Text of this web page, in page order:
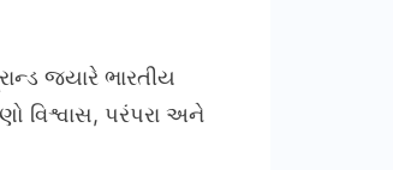
જ્યારે ભારતીય
વિશ્વાસ, પરંપરા અને